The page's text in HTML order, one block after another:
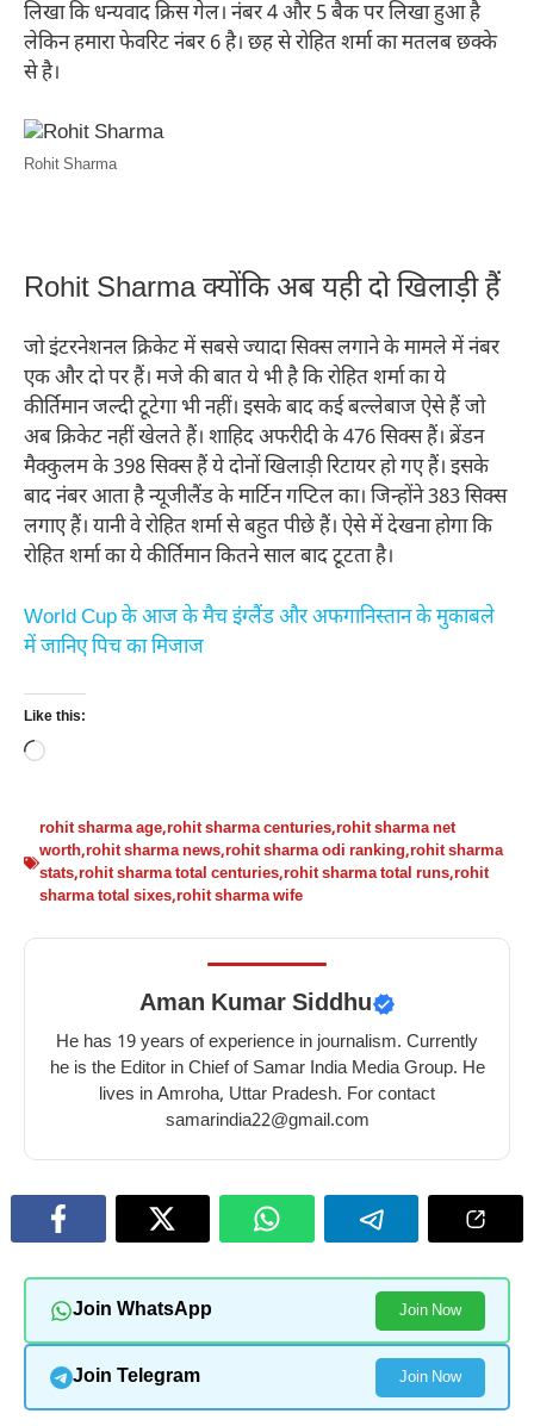
लिखा कि धन्यवाद क्रिस गेल। नंबर 4 और 5 बैक पर लिखा हुआ है
लेकिन हमारा फेवरिट नंबर 6 है। छह से रोहित शर्मा का मतलब छक्के
से है।
Rohit Sharma
Rohit Sharma क्योंकि अब यही दो खिलाड़ी हैं
जो इंटरनेशनल क्रिकेट में सबसे ज्यादा सिक्स लगाने के मामले में नंबर
एक और दो पर हैं। मजे की बात ये भी है कि रोहित शर्मा का ये
कीर्तिमान जल्दी टूटेगा भी नहीं। इसके बाद कई बल्लेबाज ऐसे हैं जो
अब क्रिकेट नहीं खेलते हैं। शाहिद अफरीदी के 476 सिक्स हैं। ब्रेंडन
मैक्कुलम के 398 सिक्स हैं ये दोनों खिलाड़ी रिटायर हो गए हैं। इसके
बाद नंबर आता है न्यूजीलैंड के मार्टिन गप्टिल का। जिन्होंने 383 सिक्स
लगाए हैं। यानी वे रोहित शर्मा से बहुत पीछे हैं। ऐसे में देखना होगा कि
रोहित शर्मा का ये कीर्तिमान कितने साल बाद टूटता है।
World Cup के आज के मैच इंग्लैंड और अफगानिस्तान के मुकाबले
में जानिए पिच का मिजाज
Like this:
Loading…
rohit sharma age,rohit sharma centuries,rohit sharma net
worth,rohit sharma news,rohit sharma odi ranking,rohit sharma
stats,rohit sharma total centuries,rohit sharma total runs,rohit
sharma total sixes,rohit sharma wife
Aman Kumar Siddhu
He has 19 years of experience in journalism. Currently
he is the Editor in Chief of Samar India Media Group. He
lives in Amroha, Uttar Pradesh. For contact
samarindia22@gmail.com
Join WhatsApp Join Now
Join Telegram Join Now